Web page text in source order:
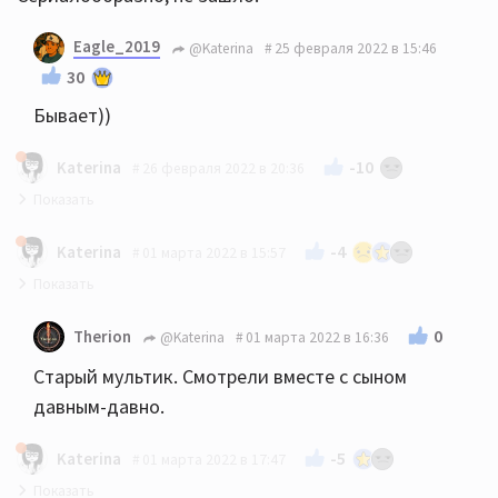
Eagle_2019 @Katerina 25 февраля 2022 в 15:46
30
Бывает))
Katerina -10
"Домашняя игра" (2022 года).
Katerina -4
"Цыплёнок Цыпа" (2005 года).
Therion @Katerina 01 марта 2022 в 16:36 0
Старый мультик. Смотрели вместе с сыном
давным-давно.
Katerina -5